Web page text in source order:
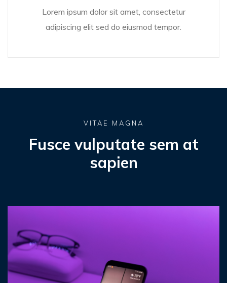
Lorem ipsum dolor sit amet, consectetur
adipiscing elit sed do eiusmod tempor.
VITAE MAGNA
Fusce vulputate sem at
sapien